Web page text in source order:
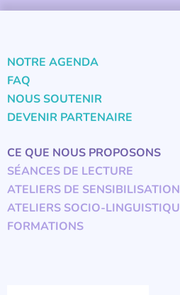
NOTRE AGENDA
FAQ
NOUS SOUTENIR
DEVENIR PARTENAIRE
CE QUE NOUS PROPOSONS
SÉANCES DE LECTURE
ATELIERS DE
ATELIERS SOCIO-
FORMATIONS